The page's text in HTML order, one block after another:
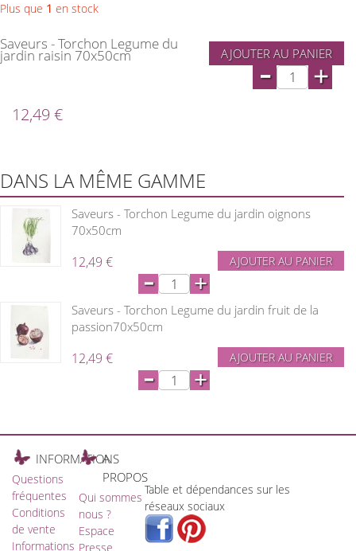
Plus que 1 en stock
Saveurs - Torchon Legume du
jardin raisin 70x50cm AJOUTER AU PANIER
- +
12,49 €
DANS LA MÊME GAMME
Saveurs - Torchon Legume du jardin oignons
70x50cm
12,49 € AJOUTER AU PANIER
- +
Saveurs - Torchon Legume du jardin fruit de la
passion70x50cm
12,49 € AJOUTER AU PANIER
- +
INFORMATIONS
Questions
fréquentes
Conditions
de vente
Informations
A
PROPOS
Qui sommes
nous ?
Espace
Presse
Table et dépendances sur les
réseaux sociaux